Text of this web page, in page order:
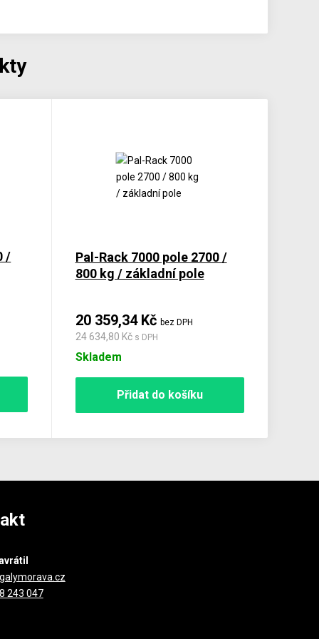
/
Pal-Rack 7000 pole 2700 /
800 kg / základní pole
20 359,34 Kč bez DPH
24 634,80 Kč s DPH
Skladem
Přidat do košíku
243 047